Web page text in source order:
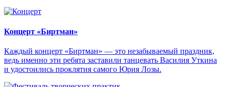
Концерт «Биртман»
Каждый концерт «Биртман» — это незабываемый праздник,
ведь именно эти ребята заставили танцевать Василия Уткина
и удостоились проклятия самого Юрия Лозы.